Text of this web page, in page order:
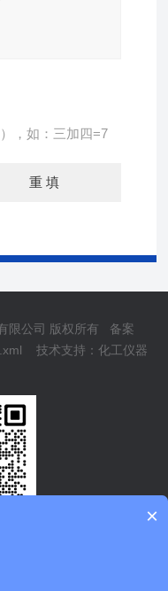
，如：三加四=7
限公司 版权所有 备案
技术支持：化工仪器
×